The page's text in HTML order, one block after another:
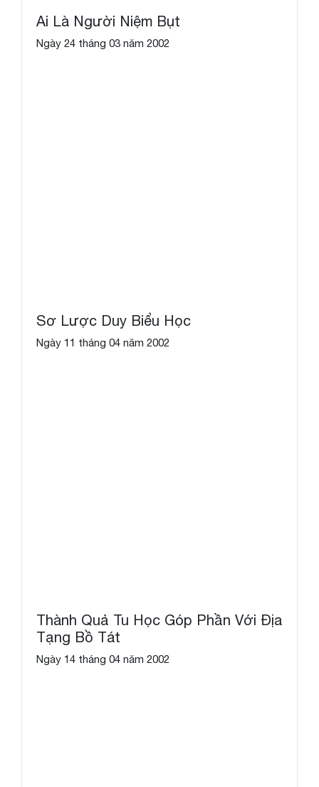
Ai Là Người Niệm Bụt
Ngày 24 tháng 03 năm 2002
Sơ Lược Duy Biểu Học
Ngày 11 tháng 04 năm 2002
Thành Quả Tu Học Góp Phần Với Địa
Tạng Bồ Tát
Ngày 14 tháng 04 năm 2002